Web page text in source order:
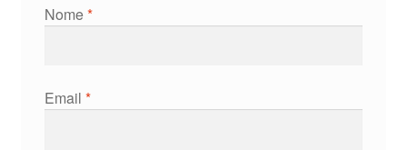
Nome*
Email *